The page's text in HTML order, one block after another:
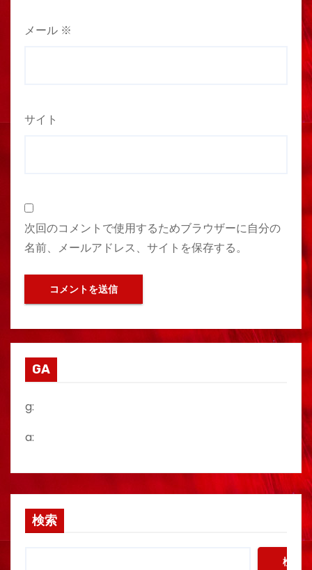
メール ※
サイト
次回のコメントで使用するためブラウザーに自分の
名前、メールアドレス、サイトを保存する。
GA
g:
a:
検索
検